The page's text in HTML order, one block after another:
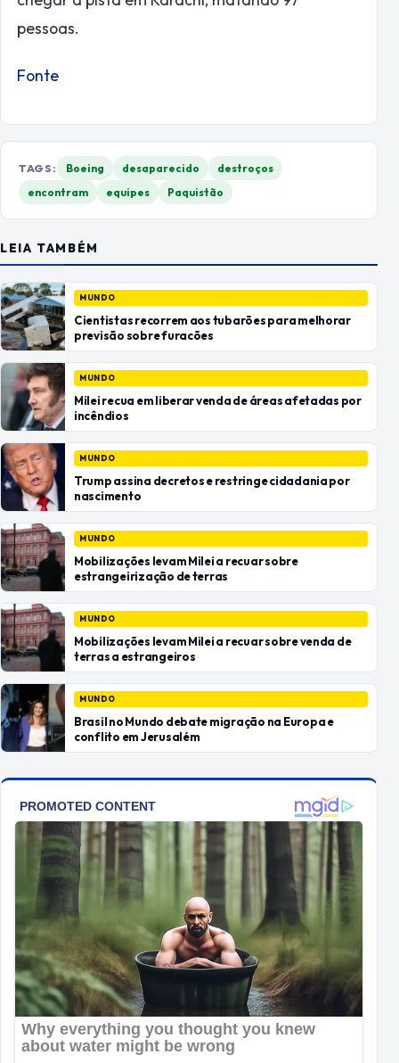
pessoas.
Fonte
TAGS: Boeing desaparecido
destroços
encontram
equipes Paquistão
LEIA TAMBÉM
MUNDO
Cientistas recorrem aos tubarões para melhorar
previsão sobre furacões
MUNDO
Milei recua em liberar venda de áreas afetadas por
incêndios
MUNDO
Trump assina decretos e restringe cidadania por
nascimento
MUNDO
Mobilizações levam Milei a recuar sobre
estrangeirização de terras
MUNDO
Mobilizações levam Milei a recuar sobre venda de
terras a estrangeiros
MUNDO
Brasil no Mundo debate migração na Europa e
conflito em Jerusalém